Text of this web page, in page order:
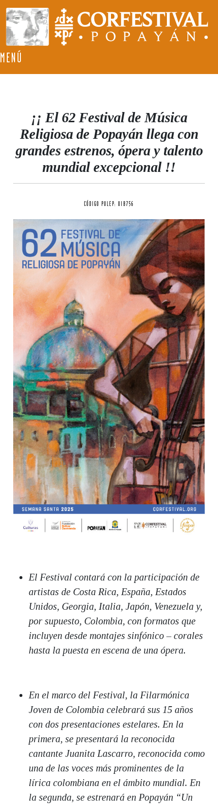
MENÚ
¡¡ El 62 Festival de Música
Religiosa de Popayán llega con
grandes estrenos, ópera y talento
mundial excepcional !!
CÓDIGO PULEP: UIB756
El Festival contará con la participación de
artistas de Costa Rica, España, Estados
Unidos, Georgia, Italia, Japón, Venezuela y,
por supuesto, Colombia, con formatos que
incluyen desde montajes sinfónico – corales
hasta la puesta en escena de una ópera.
En el marco del Festival, la Filarmónica
Joven de Colombia celebrará sus 15 años
con dos presentaciones estelares. En la
primera, se presentará la reconocida
cantante Juanita Lascarro, reconocida como
una de las voces más prominentes de la
lírica colombiana en el ámbito mundial. En
la segunda, se estrenará en Popayán “Un